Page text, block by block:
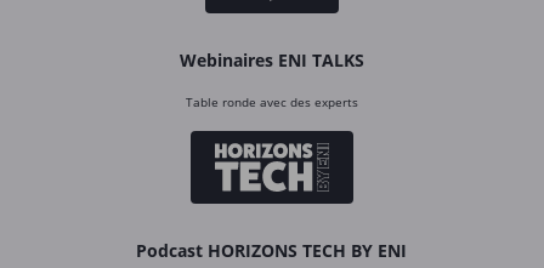
Webinaires ENI TALKS
Table ronde avec des experts
Podcast HORIZONS TECH BY ENI